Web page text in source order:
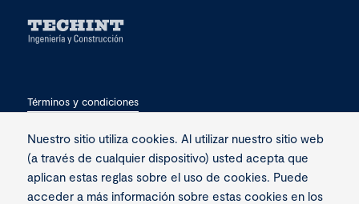
Términos y condiciones
Privacidad
Contacto
Nuestro sitio utiliza cookies. Al utilizar nuestro sitio web
(a través de cualquier dispositivo) usted acepta que
aplican estas reglas sobre el uso de cookies. Puede
acceder a más información sobre estas cookies en los